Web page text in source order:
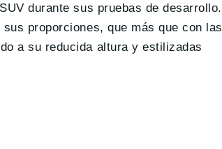
durante sus pruebas de desarrollo.
proporciones, que más que con las
a su reducida altura y estilizadas